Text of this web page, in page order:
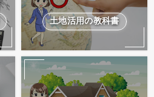
土地活用の教科書